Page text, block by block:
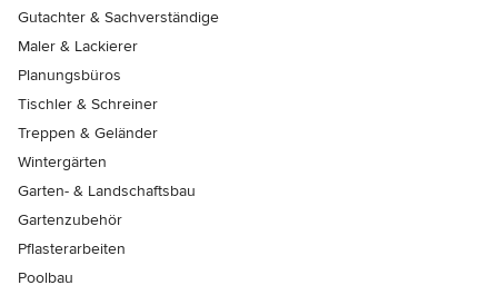
Gutachter & Sachverständige
Maler & Lackierer
Planungsbüros
Tischler & Schreiner
Treppen & Geländer
Wintergärten
Garten- & Landschaftsbau
Gartenzubehör
Pflasterarbeiten
Poolbau